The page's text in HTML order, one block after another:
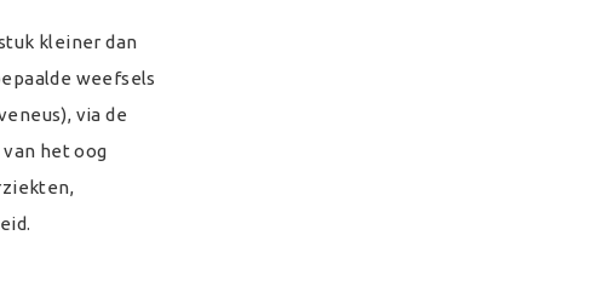
kleiner dan
weefsels
via de
het oog